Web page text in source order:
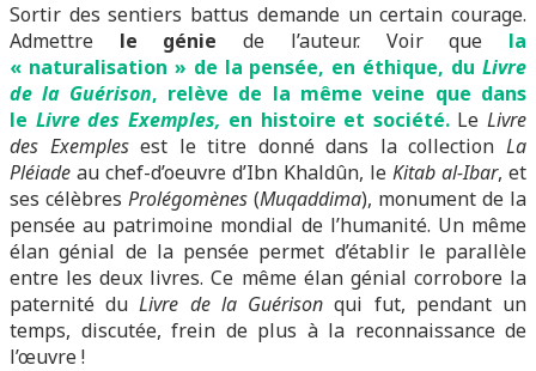
Sortir des sentiers battus demande un certain courage.
Admettre le géniede l’auteur. Voir que
la
« naturalisation » de la pensée, en éthique, du Livre
de la Guérison, relève de la même veine que dans
le Livre des Exemples, en histoire et société.LeLivre
des Exemplesest le titre donné dans la collectionLa
Pléiade au chef-d’oeuvre d’Ibn Khaldûn, le Kitab al-Ibar, et
ses célèbres Prolégomènes (Muqaddima), monument de la
pensée au patrimoine mondial de l’humanité. Un même
élan génial de la pensée permet d’établir le parallèle
entre les deux livres. Ce même élan génial corrobore la
paternité duLivre de la Guérison qui fut, pendant un
temps, discutée, frein de plus à la reconnaissance de
l’œuvre !